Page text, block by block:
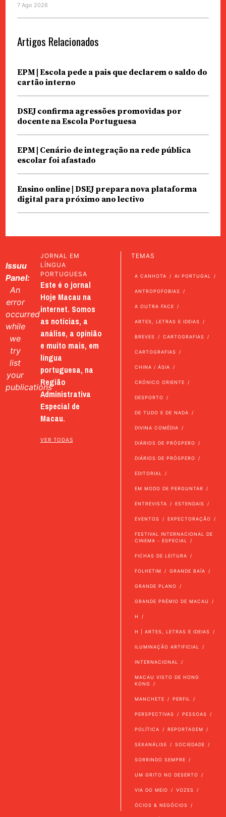
7 Ago 2026
Artigos Relacionados
EPM | Escola pede a pais que declarem o saldo do
cartão interno
DSEJ confirma agressões promovidas por
docente na Escola Portuguesa
EPM | Cenário de integração na rede pública
escolar foi afastado
Ensino online | DSEJ prepara nova plataforma
digital para próximo ano lectivo
Issuu
Panel:
An
error
occurred
while
we
try
list
your
publications
JORNAL EM
LÍNGUA
PORTUGUESA
Este é o jornal
Hoje Macau na
internet. Somos
as notícias, a
análise, a opinião
e muito mais, em
língua
portuguesa, na
Região
Administrativa
Especial de
Macau.
VER TODAS
TEMAS
A CANHOTA AI PORTUGAL
ANTROPOFOBIAS
A OUTRA FACE
ARTES, LETRAS E IDEIAS
BREVES CARTOGRAFIAS
CARTOGRAFIAS
CHINA / ÁSIA
CRÓNICO ORIENTE
DESPORTO
DE TUDO E DE NADA
DIVINA COMÉDIA
DIÁRIOS DE PRÓSPERO
DIÁRIOS DE PRÓSPERO
EDITORIAL
EM MODO DE PERGUNTAR
ENTREVISTA ESTENDAIS
EVENTOS EXPECTORAÇÃO
FESTIVAL INTERNACIONAL DE
CINEMA - ESPECIAL
FICHAS DE LEITURA
FOLHETIM GRANDE BAÍA
GRANDE PLANO
GRANDE PRÉMIO DE MACAU
H
H | ARTES, LETRAS E IDEIAS
ILUMINAÇÃO ARTIFICIAL
INTERNACIONAL
MACAU VISTO DE HONG
KONG
MANCHETE PERFIL
PERSPECTIVAS PESSOAS
POLÍTICA REPORTAGEM
SEXANÁLISE SOCIEDADE
SORRINDO SEMPRE
UM GRITO NO DESERTO
VIA DO MEIO VOZES
ÓCIOS & NEGÓCIOS